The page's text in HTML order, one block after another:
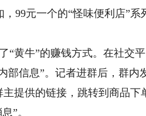
99元一个的“怪味便利店”
牛”的赚钱方式。在社交平
部信息”。记者进群后，群内
提供的链接，跳转到商品下
”。